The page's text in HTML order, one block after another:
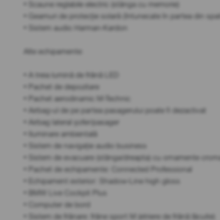
• Scaune reglabile electric (stânga cu memorie)
• Geamuri de protecție solară (întunecate în partea din
• Sistem audio Harman-Kardon
Alte echipamente:
• A treia lumină de frână LED
• Pachet de depozitare
• Pachet aerodinamic M-Technic
• Airbag-ul de pe partea pasagerului poate fi dezactivat
• Airbag lateral șofer/pasager
• Iluminare ambientală
• Sistem de navigație audio business
• Sistem de evacuare (stânga/dreapta) cu ornamente
• Pachet de echipamente: Connected Professional
• Echipament exterior: Shadow-Line high gloss
• BMW Live Cockpit Plus
• Computer de bord
• Sistem de frânare: frâne sport M (etriere de frână lăcuite)